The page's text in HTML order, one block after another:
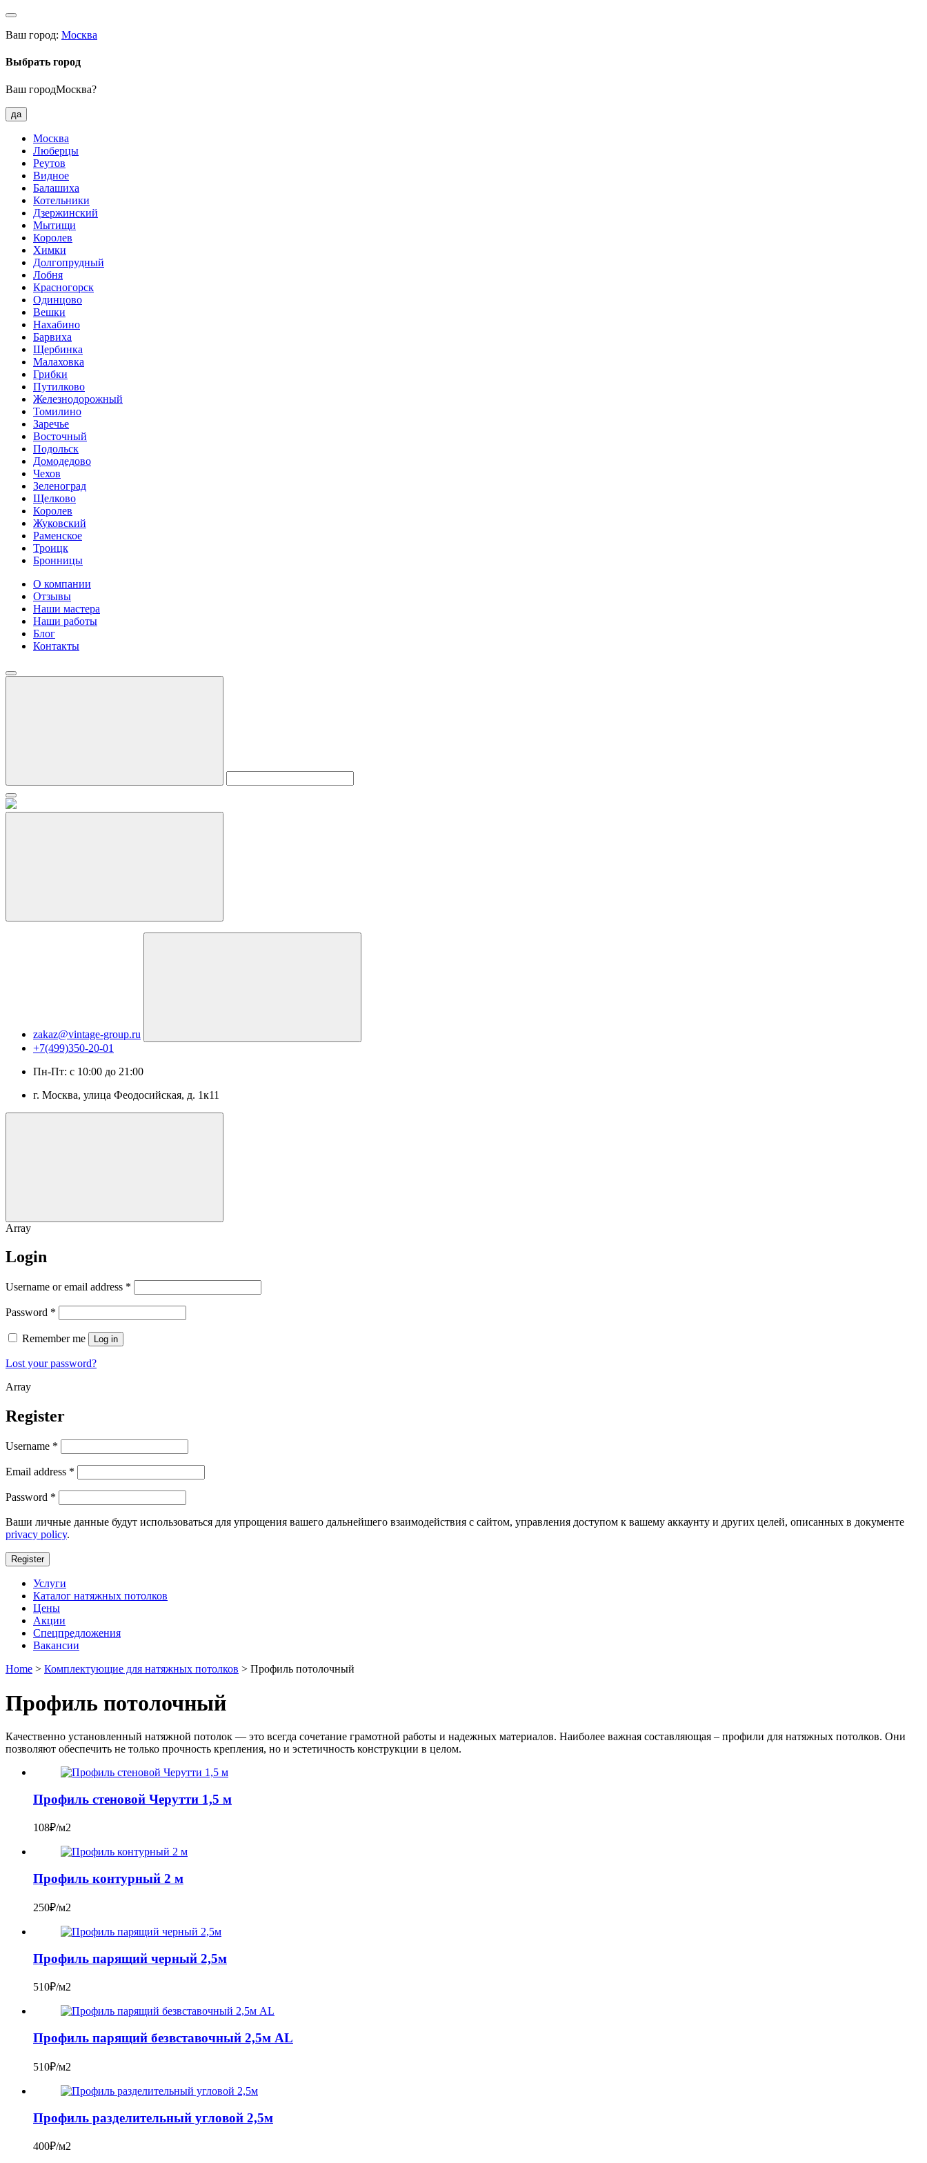
Ваш город: Москва
Выбрать город
Ваш городМосква?
да
Москва
Люберцы
Реутов
Видное
Балашиха
Котельники
Дзержинский
Мытищи
Королев
Химки
Долгопрудный
Лобня
Красногорск
Одинцово
Вешки
Нахабино
Барвиха
Щербинка
Малаховка
Грибки
Путилково
Железнодорожный
Томилино
Заречье
Восточный
Подольск
Домодедово
Чехов
Зеленоград
Щелково
Королев
Жуковский
Раменское
Троицк
Бронницы
О компании
Отзывы
Наши мастера
Наши работы
Блог
Контакты
zakaz@vintage-group.ru
+7(499)350-20-01
Пн-Пт: с 10:00 до 21:00
г. Москва, ​улица Феодосийская, д. 1к11
Array
Login
Username or email address *
Password *
Remember me Log in
Lost your password?
Array
Register
Username *
Email address *
Password *
Ваши личные данные будут использоваться для упрощения вашего дальнейшего взаимодействия с сайтом, управления доступом к вашему аккаунту и других целей, описанных в документе
privacy policy.
Register
Услуги
Каталог натяжных потолков
Цены
Акции
Спецпредложения
Вакансии
Home > Комплектующие для натяжных потолков > Профиль потолочный
Профиль потолочный
Качественно установленный натяжной потолок — это всегда сочетание грамотной работы и надежных материалов. Наиболее важная составляющая – профили для натяжных потолков. Они
позволяют обеспечить не только прочность крепления, но и эстетичность конструкции в целом.
Профиль стеновой Черутти 1,5 м
108₽/м2
Профиль контурный 2 м
250₽/м2
Профиль парящий черный 2,5м
510₽/м2
Профиль парящий безвставочный 2,5м AL
510₽/м2
Профиль разделительный угловой 2,5м
400₽/м2